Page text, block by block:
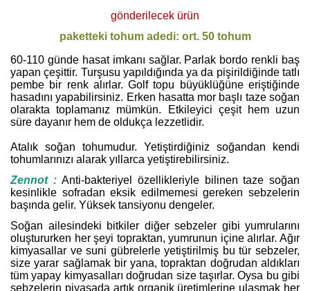
gönderilecek ürün
paketteki tohum adedi: ort. 50 tohum
60-110 günde hasat imkanı sağlar. Parlak bordo renkli baş
yapan çeşittir. Turşusu yapıldığında ya da pişirildiğinde tatlı
pembe bir renk alırlar. Golf topu büyüklüğüne eriştiğinde
hasadını yapabilirsiniz. Erken hasatta mor başlı taze soğan
olarakta toplamanız mümkün. Etkileyici çeşit hem uzun
süre dayanır hem de oldukça lezzetlidir.
Atalık soğan tohumudur. Yetiştirdiğiniz soğandan kendi
tohumlarınızı alarak yıllarca yetiştirebilirsiniz.
Zennot : Anti-bakteriyel özellikleriyle bilinen taze soğan
kesinlikle sofradan eksik edilmemesi gereken sebzelerin
başında gelir. Yüksek tansiyonu dengeler.
Soğan ailesindeki bitkiler diğer sebzeler gibi yumrularını
oluştururken her şeyi topraktan, yumrunun içine alırlar. Ağır
kimyasallar ve suni gübrelerle yetiştirilmiş bu tür sebzeler,
size yarar sağlamak bir yana, topraktan doğrudan aldıkları
tüm yapay kimyasalları doğrudan size taşırlar. Oysa bu gibi
sebzelerin piyasada artık organik üretimlerine ulaşmak her